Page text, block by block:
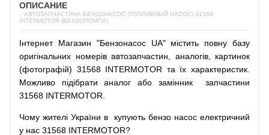
ОПИСАНИЕ
✅АВТОЗАПЧАСТИНА БЕНЗОНАСОС (ТОПЛИВНЫЙ НАСОС) 31568
INTERMOTOR (БЕНЗОПОМПА)
Інтернет Магазин "Бензонасос UA" містить повну базу
оригінальних номерів автозапчастин аналогів,
картинок
(фотографій) 31568 INTERMOTOR та їх характеристик.
Можливо
підібрати аналог або замінникзапчастини
31568 INTERMOTOR.
Чому жителі України в купують бензо насос електричний
у нас 31568 INTERMOTOR?